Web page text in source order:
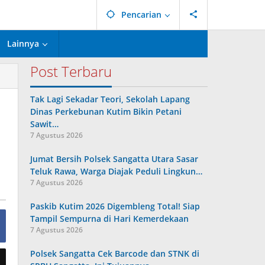
Pencarian
Lainnya
Post Terbaru
Tak Lagi Sekadar Teori, Sekolah Lapang
Dinas Perkebunan Kutim Bikin Petani
Sawit…
7 Agustus 2026
Jumat Bersih Polsek Sangatta Utara Sasar
Teluk Rawa, Warga Diajak Peduli Lingkun…
7 Agustus 2026
Paskib Kutim 2026 Digembleng Total! Siap
Tampil Sempurna di Hari Kemerdekaan
7 Agustus 2026
Polsek Sangatta Cek Barcode dan STNK di